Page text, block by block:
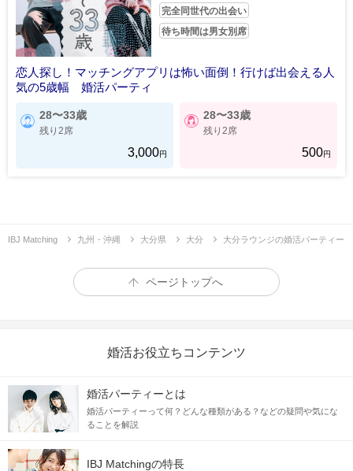
完全同世代の出会い
待ち時間は男女別席
恋人探し！マッチングアプリは怖い面倒！行けば出会える人
気の5歳幅 婚活パーティ
28〜33歳
残り2席
3,000円
28〜33歳
残り2席
500円
IBJ Matching 九州・沖縄 大分県 大分 大分ラウンジの婚活パーティー
ページトップへ
婚活お役立ちコンテンツ
婚活パーティーとは
婚活パーティーって何？どんな種類がある？などの疑問や気にな
ることを解説
IBJ Matchingの特長